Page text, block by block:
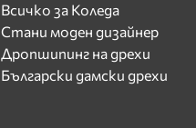
Всичко за Коледа
Стани моден дизайнер
Дропшипинг на дрехи
Български дамски дрехи